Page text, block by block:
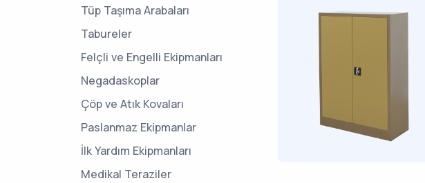
Tüp Taşıma Arabaları
Tabureler
Felçli ve Engelli Ekipmanları
Negadaskoplar
Çöp ve Atık Kovaları
Paslanmaz Ekipmanlar
İlk Yardım Ekipmanları
Medikal Teraziler